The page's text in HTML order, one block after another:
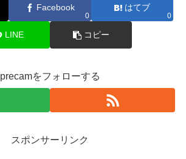
Facebook
0
はてブ
0
LINE コピー
precamをフォローする
スポンサーリンク